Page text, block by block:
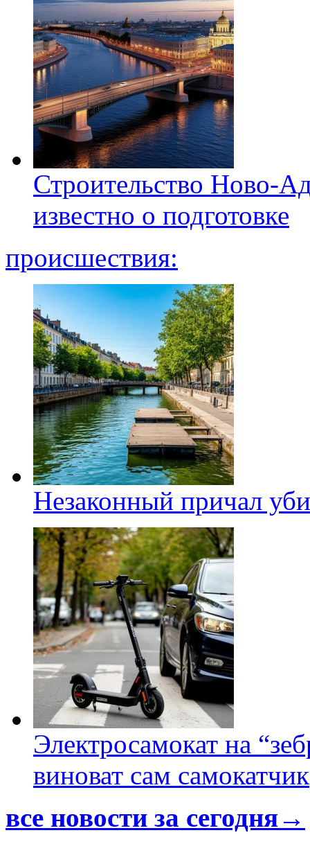
Строительство Ново-
известно о подготовке
происшествия:
Незаконный причал
Электросамокат на
виноват сам самокатчик
все новости за сегодня→